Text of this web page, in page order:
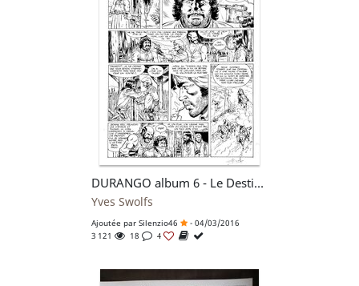
DURANGO album 6 - Le Destin d'un Desperado planche n°32 (1986)
Yves Swolfs
Ajoutée par Silenzio46
- 04/03/2016
3 121
18 4